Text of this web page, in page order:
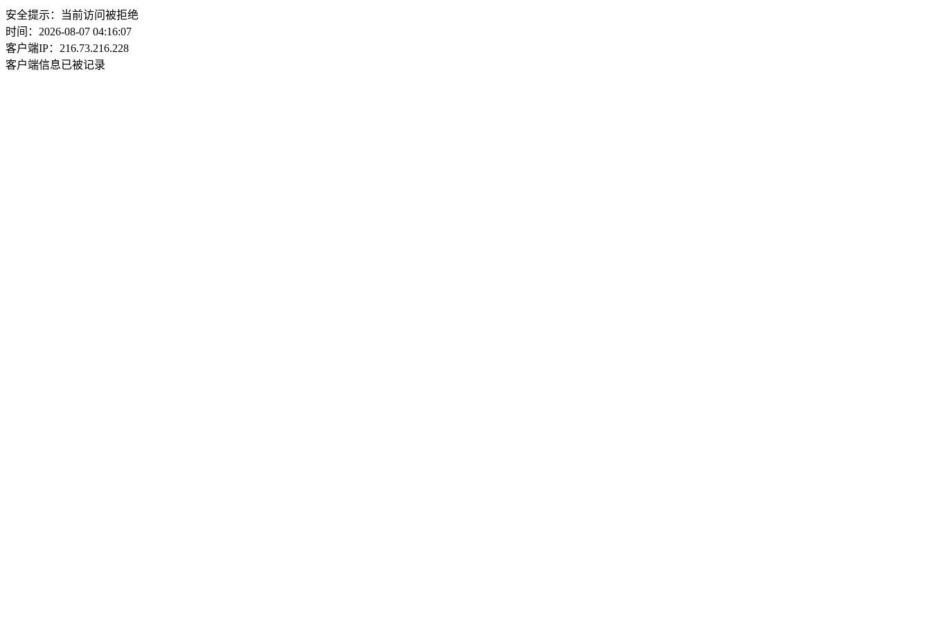
安全提示：当前访问被拒绝
时间：2026-08-07 04:16:07
客户端IP：216.73.216.228
客户端信息已被记录